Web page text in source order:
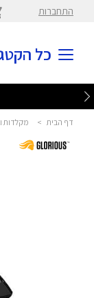
התחברות
כל
דף הבית > מקלדות